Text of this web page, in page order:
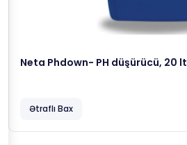
Neta Phdown- PH düşürücü, 20 lt
Ətraflı Bax